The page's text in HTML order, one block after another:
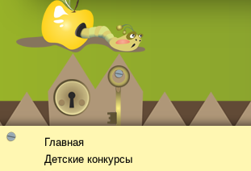
Главная
Детские конкурсы